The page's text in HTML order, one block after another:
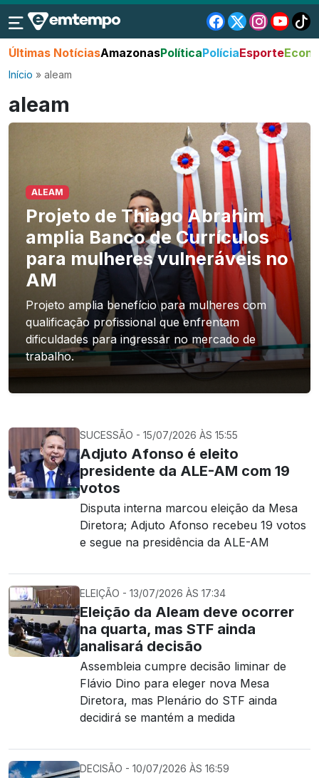
Últimas NotíciasAmazonasPolíticaPolíciaEsporte
Início » aleam
aleam
ALEAM
Projeto de Thiago Abrahim
amplia Banco de Currículos
para mulheres vulneráveis no
AM
Projeto amplia benefício para mulheres com
qualificação profissional que enfrentam
dificuldades para ingressar no mercado de
trabalho.
SUCESSÃO - 15/07/2026 ÀS 15:55
Adjuto Afonso é eleito
presidente da ALE-AM com 19
votos
Disputa interna marcou eleição da Mesa
Diretora; Adjuto Afonso recebeu 19 votos
e segue na presidência da ALE-AM
ELEIÇÃO - 13/07/2026 ÀS 17:34
Eleição da Aleam deve ocorrer
na quarta, mas STF ainda
analisará decisão
Assembleia cumpre decisão liminar de
Flávio Dino para eleger nova Mesa
Diretora, mas Plenário do STF ainda
decidirá se mantém a medida
DECISÃO - 10/07/2026 ÀS 16:59